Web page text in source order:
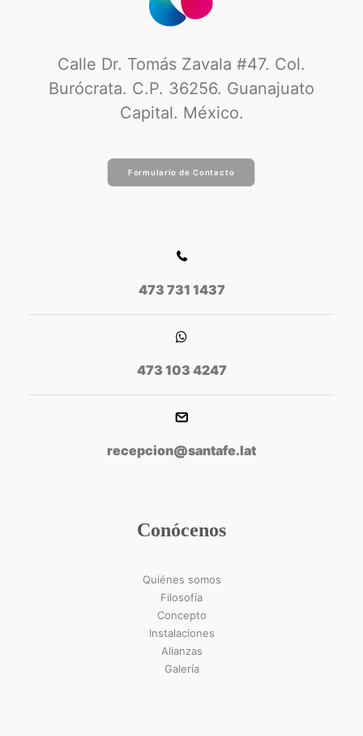
Calle Dr. Tomás Zavala #47. Col.
Burócrata. C.P. 36256. Guanajuato
Capital. México.
Formulario de Contacto
473 731 1437
473 103 4247
recepcion@santafe.lat
Conócenos
Quiénes somos
Filosofía
Concepto
Instalaciones
Alianzas
Galería